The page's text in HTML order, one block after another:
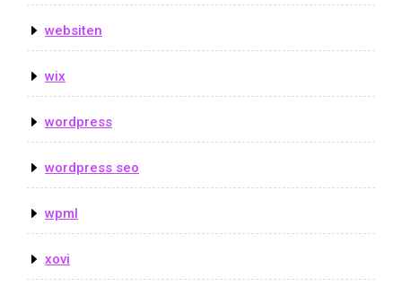
websiten
wix
wordpress
wordpress seo
wpml
xovi